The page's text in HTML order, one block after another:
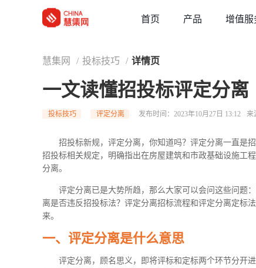
首页 产品 增值服
慧集网 / 投标技巧 / 详情页
一文读懂招投标评定分离
投标技巧 评定分离 发布时间：2023年10月27日 13:12 来
招投标新规，评定分离，你知道吗？评定分离一直是
招投标相关规定，明确指出在房屋建筑和市政基础设施工
分离。
评定分离已是大势所趋，那么大家可以会问这些问题
离是否违反招投标法？评定分离招标流程和评定分离定标
来。
一、评定分离是什么意思
评定分离，顾名思义，即将评标和定标两个环节分开